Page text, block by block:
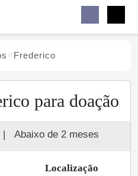
s Frederico
para doação
| Abaixo de 2 meses
Localização